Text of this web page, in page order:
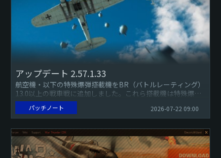
アップデート 2.57.1.33
航空機・以下の特殊爆弾搭載機をBR（バトルレーティング）
13.0以上の戦車戦に追加しました。これら搭載機は特殊爆弾
だけでなく、2発の赤外線誘導ミサイルと2発のARHミサイル
からなる...
パッチノート 2026-07-22 09:00